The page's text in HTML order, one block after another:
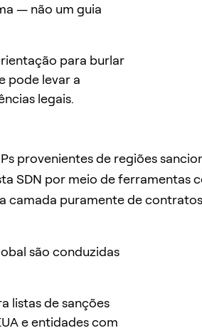
— não um guia
para burlar
pode levar a
legais.
provenientes de regiões
SDN por meio de ferramentas
camada puramente de
são conduzidas
listas de sanções
e entidades com